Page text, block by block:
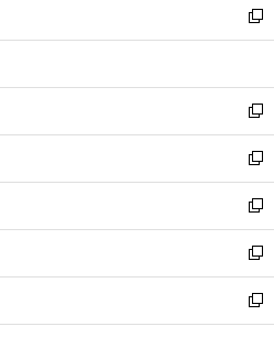
く
で
開
ド
ウ
開
く
ィ
ン
ウ
で
開
く
い
ウ
ン
ド
ウ
で
開
く
新
し
ウ
ィ
ン
ド
ウ
で
開
く
新
し
い
ウ
ィ
ン
ド
ウ
で
開
新
し
い
ウ
ィ
ン
ド
ウ
新
し
い
ウ
ィ
ン
新
し
い
ウ
新
し